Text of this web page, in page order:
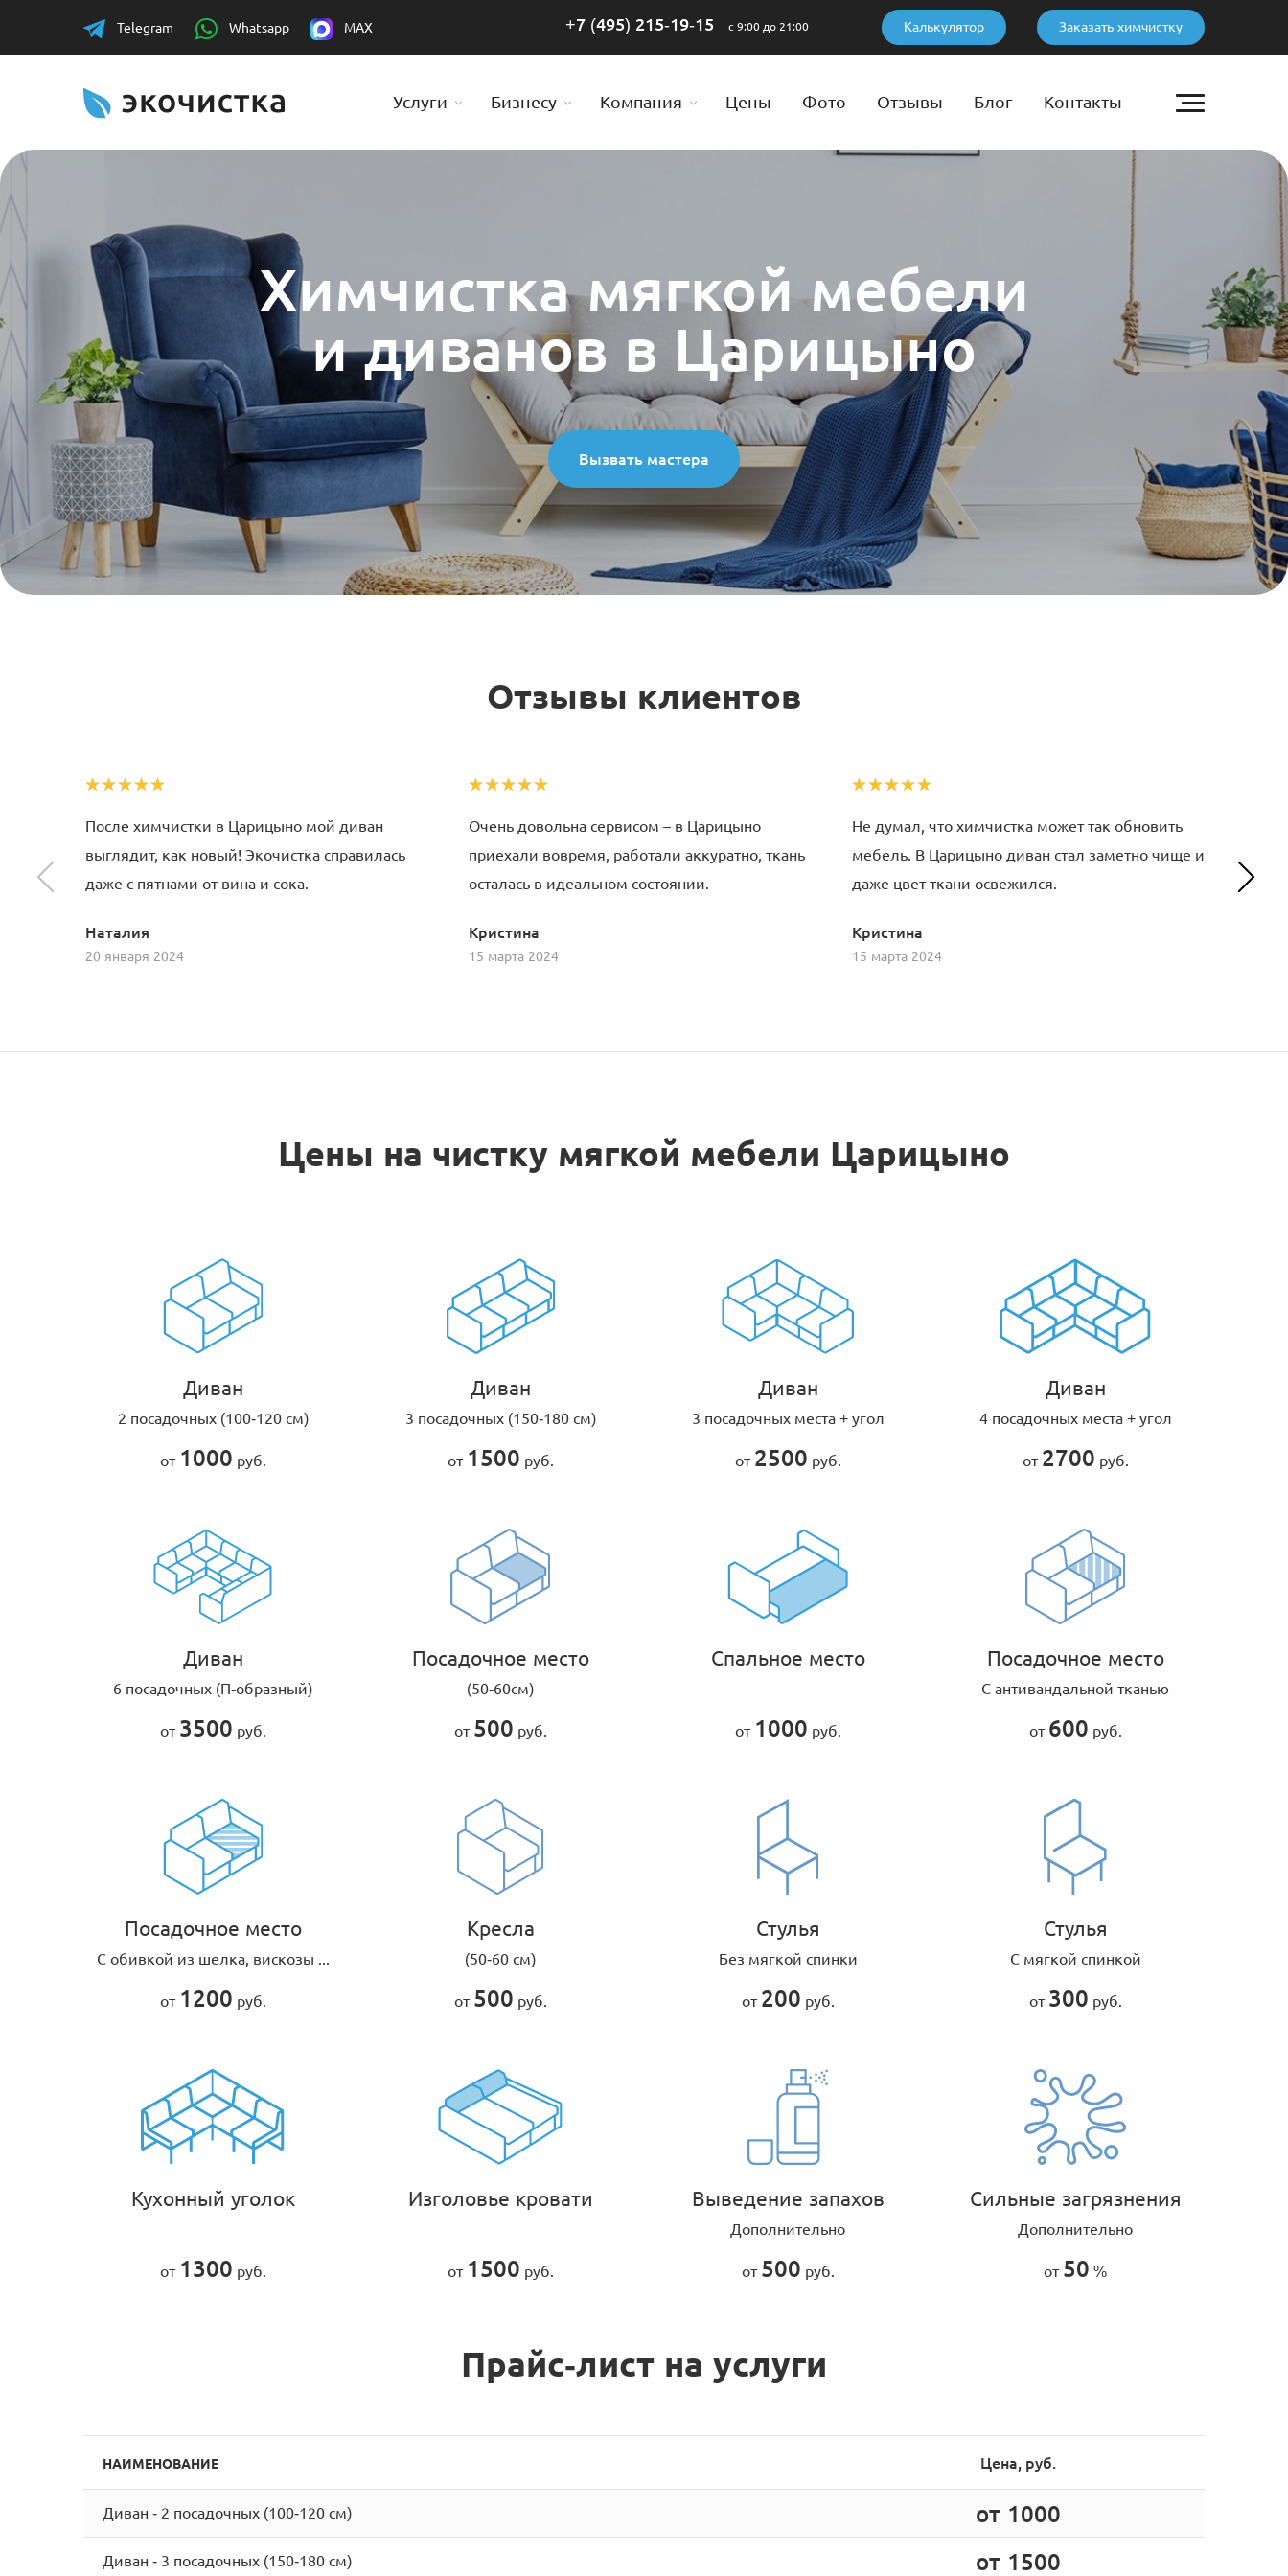
Telegram Whatsapp MAX Калькулятор Заказать химчистку
+7 (495) 215-19-15 с 9:00 до 21:00
Услуги Бизнесу Компания Цены Фото Отзывы Блог Контакты
Химчистка мягкой мебели
и диванов в Царицыно
Вызвать мастера
Отзывы клиентов
После химчистки в Царицыно мой диван
выглядит, как новый! Экочистка справилась
даже с пятнами от вина и сока.
Наталия
20 января 2024
Очень довольна сервисом – в Царицыно
приехали вовремя, работали аккуратно, ткань
осталась в идеальном состоянии.
Кристина
15 марта 2024
Не думал, что химчистка может так обновить
мебель. В Царицыно диван стал заметно чище и
даже цвет ткани освежился.
Кристина
15 марта 2024
их
Цены на чистку мягкой мебели Царицыно
Диван
2 посадочных (100-120 см)
от 1000 руб.
Диван
3 посадочных (150-180 см)
от 1500 руб.
Диван
3 посадочных места + угол
от 2500 руб.
Диван
4 посадочных места + угол
от 2700 руб.
Диван
6 посадочных (П-образный)
от 3500 руб.
Посадочное место
(50-60см)
от 500 руб.
Спальное место
от 1000 руб.
Посадочное место
С антивандальной тканью
от 600 руб.
Посадочное место
С обивкой из шелка, вискозы ...
от 1200 руб.
Кресла
(50-60 см)
от 500 руб.
Стулья
Без мягкой спинки
от 200 руб.
Стулья
С мягкой спинкой
от 300 руб.
Кухонный уголок
от 1300 руб.
Изголовье кровати
от 1500 руб.
Выведение запахов
Дополнительно
от 500 руб.
Сильные загрязнения
Дополнительно
от 50 %
Прайс-лист на услуги
НАИМЕНОВАНИЕ Цена, руб.
Диван - 2 посадочных (100-120 см) от 1000
Диван - 3 посадочных (150-180 см) от 1500